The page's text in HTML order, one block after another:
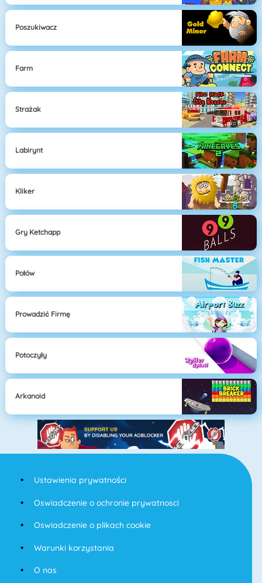
Poszukiwacz
Farm
Strażak
Labirynt
Kliker
Gry Ketchapp
Połów
Prowadzić Firmę
Potoczyły
Arkanoid
Ustawienia prywatności
Oswiadczenie o ochronie prywatnosci
Oswiadczenie o plikach cookie
Warunki korzystania
O nas